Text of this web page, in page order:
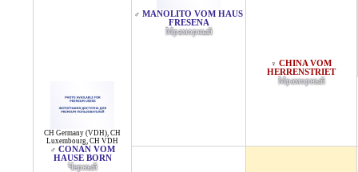
CH Germany (VDH), CH
Luxembourg, CH VDH
♂ CONAN VOM
HAUSE BORN
Черный
♂ MANOLITO VOM HAUS
FRESENA
Мраморный
♀ CHINA VOM
HERRENSTRIET
Мраморный